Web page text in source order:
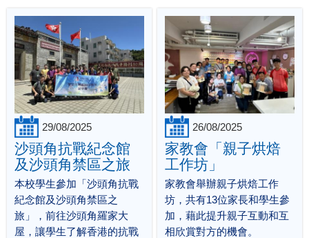
29/08/2025
沙頭角抗戰紀念館
及沙頭角禁區之旅
本校學生參加「沙頭角抗戰
紀念館及沙頭角禁區之
旅」，前往沙頭角羅家大
屋，讓學生了解香港的抗戰
26/08/2025
家教會「親子烘焙
工作坊」
家教會舉辦親子烘焙工作
坊，共有13位家長和學生參
加，藉此提升親子互動和互
相欣賞對方的機會。